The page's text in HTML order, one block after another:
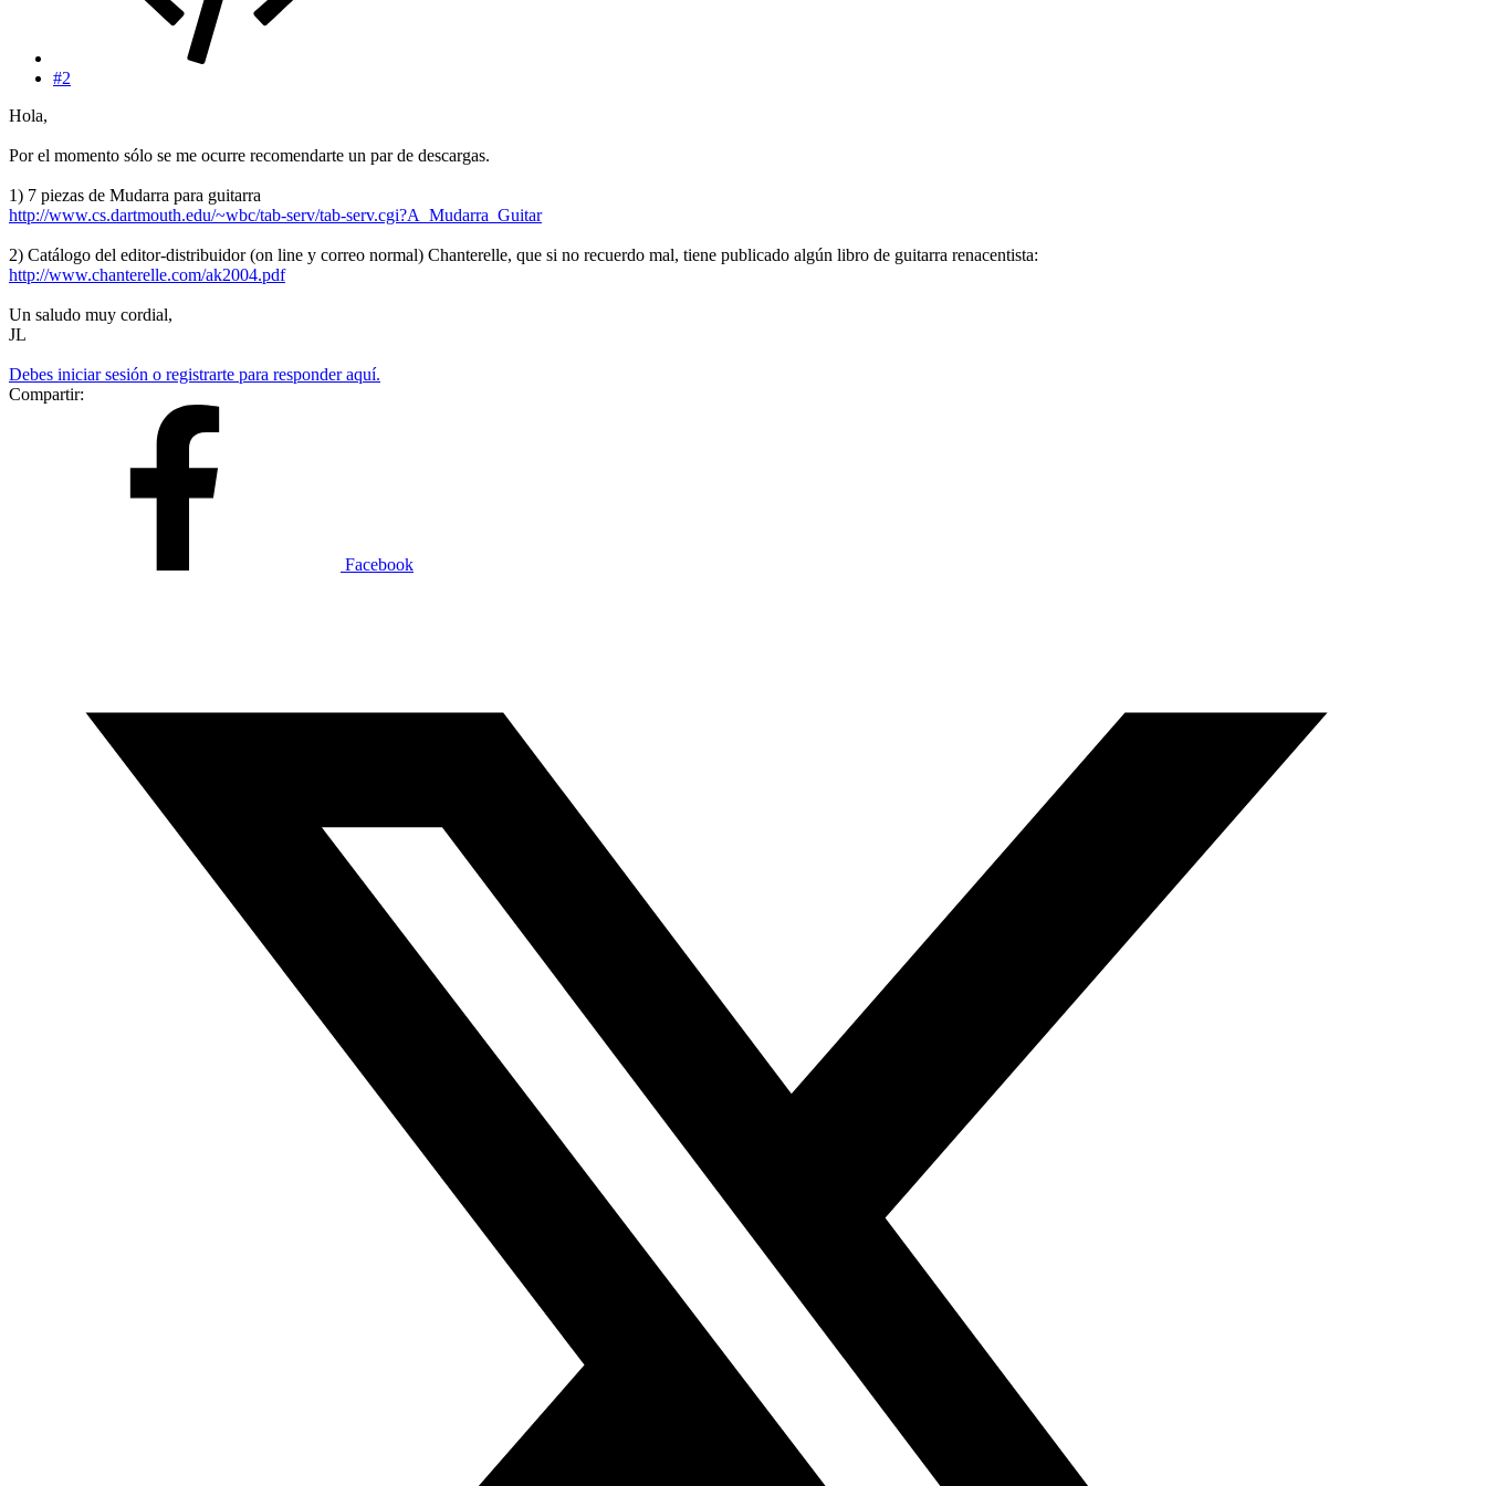
#2
Hola,
Por el momento sólo se me ocurre recomendarte un par de descargas.
1) 7 piezas de Mudarra para guitarra
http://www.cs.dartmouth.edu/~wbc/tab-serv/tab-serv.cgi?A_Mudarra_Guitar
2) Catálogo del editor-distribuidor (on line y correo normal) Chanterelle, que si no recuerdo mal, tiene publicado algún libro de guitarra renacentista:
http://www.chanterelle.com/ak2004.pdf
Un saludo muy cordial,
JL
Debes iniciar sesión o registrarte para responder aquí.
Compartir:
Facebook